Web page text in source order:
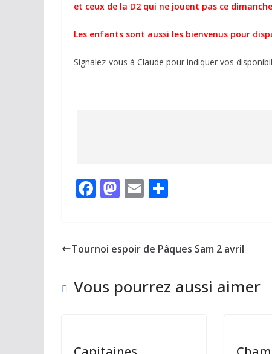
et ceux de la D2 qui ne jouent pas ce
Les enfants sont aussi les bienvenus pour
Signalez-vous à Claude pour indiquer vos
F
b
o
M
d
n
E
l g
Tournoi espoir de Pâques Sam 2 avril
Vous pourrez aussi aimer